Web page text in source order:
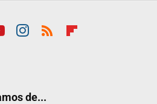
de...